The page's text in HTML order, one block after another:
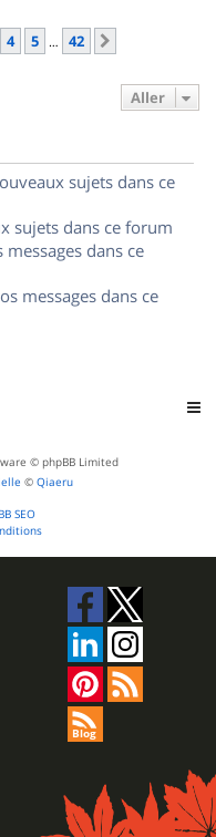
4 5 … 42
Aller
sujets dans ce
sujets dans ce forum
dans ce
messages dans ce
© phpBB Limited
© Qiaeru
SEO